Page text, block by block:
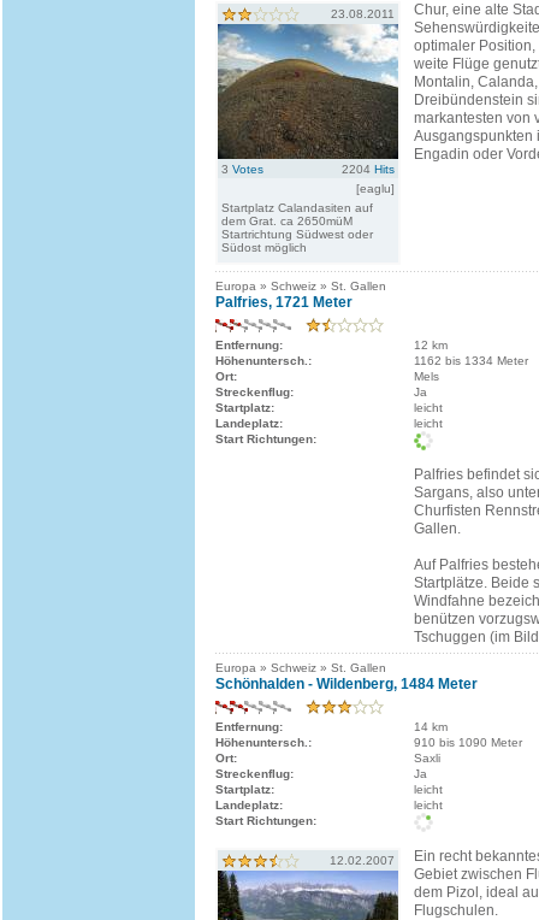
23.08.2011
3 Votes 2204 Hits
[eaglu]
Startplatz Calandasiten auf
dem Grat. ca 2650müM
Startrichtung Südwest oder
Südost möglich
Chur, eine alte
optimaler Position,
weite Flüge
Montalin,
Dreibündenstein
markantesten von
Ausgangspunkten
Engadin oder
Europa » Schweiz » St. Gallen
Palfries, 1721 Meter
Entfernung:
12 km
Höhenuntersch.:
1162 bis 1334 Meter
Ort:
Mels
Streckenflug:
Ja
Startplatz:
leicht
Landeplatz:
leicht
Start Richtungen:
Palfries befindet
Sargans, also
Churfisten
Gallen.
Auf Palfries
Startplätze. Beide
Windfahne
benützen
Tschuggen (im
Europa » Schweiz » St. Gallen
Schönhalden - Wildenberg, 1484 Meter
Entfernung:
14 km
Höhenuntersch.:
910 bis 1090 Meter
Ort:
Saxli
Streckenflug:
Ja
Startplatz:
leicht
Landeplatz:
leicht
Start Richtungen:
12.02.2007
Ein recht
Gebiet zwischen
dem Pizol, ideal
Flugschulen.